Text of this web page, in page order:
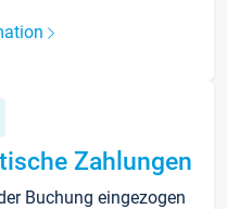
Zahlungen
Buchung eingezogen